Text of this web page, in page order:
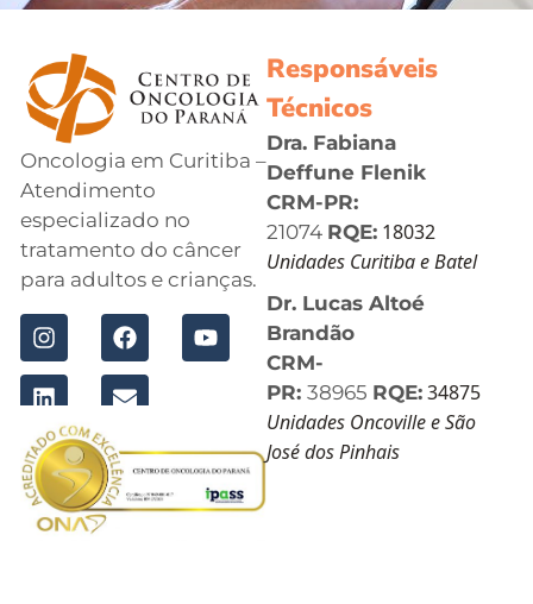
Oncologia em Curitiba –
Atendimento
especializado no
tratamento do câncer
para adultos e crianças.
Responsáveis
Técnicos
Dra. Fabiana
Deffune Flenik
CRM-PR:
21074 RQE: 18032
Unidades Curitiba e Batel
Dr. Lucas Altoé
Brandão
CRM-
PR: 38965 RQE: 34875
Unidades Oncoville e São
José dos Pinhais